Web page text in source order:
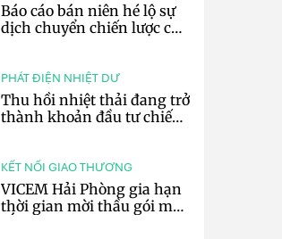
Báo cáo bán niên hé lộ sự
dịch chuyển chiến lược của
PHÁT ĐIỆN NHIỆT DƯ
Thu hồi nhiệt thải đang trở
thành khoản đầu tư chiến
KẾT NỐI GIAO THƯƠNG
VICEM Hải Phòng gia hạn
thời gian mời thầu gói mua